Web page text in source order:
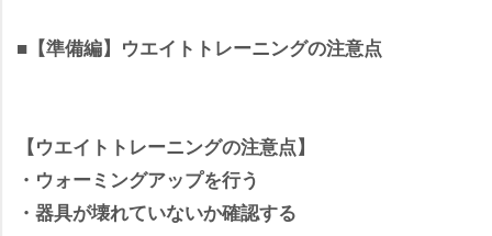
■【準備編】ウエイトトレーニングの注意点
【ウエイトトレーニングの注意点】
・ウォーミングアップを行う
・器具が壊れていないか確認する